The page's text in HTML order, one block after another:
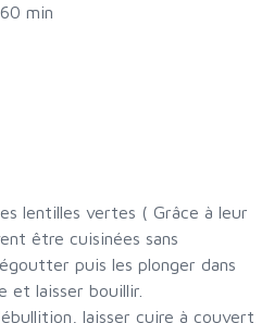
60 min
lentilles vertes ( Grâce à leur
être cuisinées sans
puis les plonger dans
et laisser bouillir.
laisser cuire à couvert